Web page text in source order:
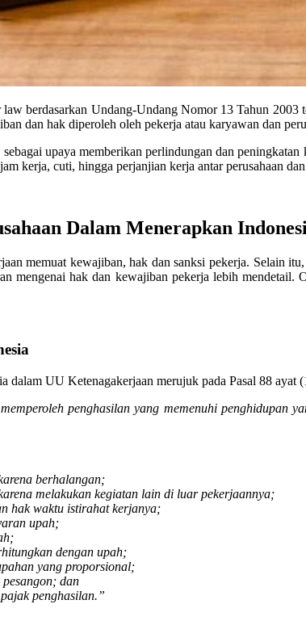
berdasarkan Undang-Undang Nomor 13 Tahun
dan hak diperoleh oleh pekerja atau karyawan dan
upaya memberikan perlindungan dan
kerja, cuti, hingga perjanjian kerja antar perusahaan
Dalam Menerapkan
memuat kewajiban, hak dan sanksi pekerja. Selain
mengenai hak dan kewajiban pekerja lebih mendetail.
dalam UU Ketenagakerjaan merujuk pada Pasal 88 ayat
penghasilan yang memenuhi penghidupan
berhalangan;
melakukan kegiatan lain di luar pekerjaannya;
hak waktu istirahat kerjanya;
upah;
dengan upah;
yang proporsional;
dan
penghasilan.”